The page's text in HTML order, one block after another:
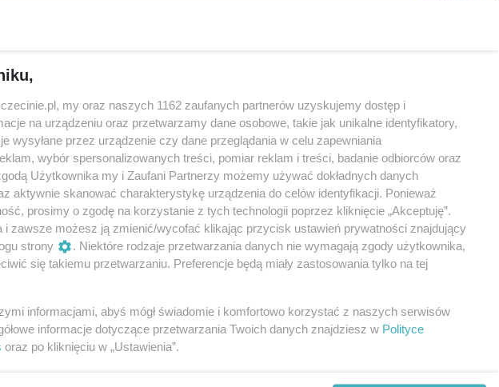
jej filmy odnosiły tam ogromne sukcesy i ugruntowały
jako pierwsza europejska aktorka, jeszcze przed Marleną
w nieruchomości i diamenty. Budziła sensację
klejnotami, w futrze z gronostajów i szynszyli.
bez rajstop, za to z paznokciami u stóp pomalowanymi na
ról i ekscentrycznego stylu życia, ale także z licznych
Rudolfem Valentino. Pola Negri zmarła w 1987 roku w
jako jedyna polska aktorka, która odniosła ogromny
SKOLIM
7 sierpnia
Teatr Letni im.
Koncerty
my oraz naszych 1162 zaufanych partnerów uzyskujemy dostęp i
na urządzeniu oraz przetwarzamy dane osobowe, takie jak unikalne identyfikatory,
wysyłane przez urządzenie czy dane przeglądania w celu zapewniania
wybór spersonalizowanych treści, pomiar reklam i treści, badanie odbiorców oraz
Użytkownika my i Zaufani Partnerzy możemy używać dokładnych danych
aktywnie skanować charakterystykę urządzenia do celów identyfikacji. Ponieważ
prosimy o zgodę na korzystanie z tych technologii poprzez kliknięcie „Akceptuję”.
i zawsze możesz ją zmienić/wycofać klikając przycisk ustawień prywatności znajdujący
strony
. Niektóre rodzaje przetwarzania danych nie wymagają zgody użytkownika,
się takiemu przetwarzaniu. Preferencje będą miały zastosowania tylko na tej
informacjami, abyś mógł świadomie i komfortowo korzystać z naszych serwisów
informacje dotyczące przetwarzania Twoich danych znajdziesz w Polityce
oraz po kliknięciu w „Ustawienia”.